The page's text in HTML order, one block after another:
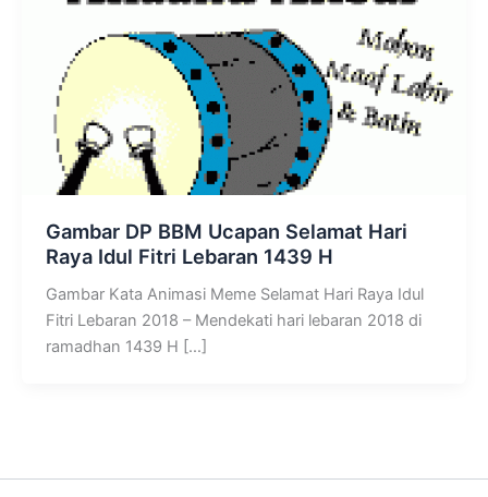
Gambar DP BBM Ucapan Selamat Hari
Raya Idul Fitri Lebaran 1439 H
Gambar Kata Animasi Meme Selamat Hari Raya Idul
Fitri Lebaran 2018 – Mendekati hari lebaran 2018 di
ramadhan 1439 H […]